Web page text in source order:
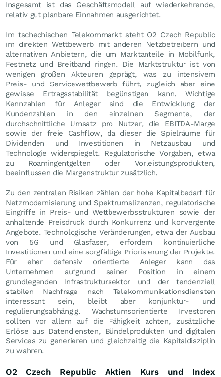
Insgesamt ist das Geschäftsmodell auf wiederkehrende,
relativ gut planbare Einnahmen ausgerichtet.
Im tschechischen Telekommarkt steht O2 Czech Republic
im direkten Wettbewerb mit anderen Netzbetreibern und
alternativen Anbietern, die um Marktanteile in Mobilfunk,
Festnetz und Breitband ringen. Die Marktstruktur ist von
wenigen großen Akteuren geprägt, was zu intensivem
Preis- und Servicewettbewerb führt, zugleich aber eine
gewisse Ertragsstabilität begünstigen kann. Wichtige
Kennzahlen für Anleger sind die Entwicklung der
Kundenzahlen in den einzelnen Segmente, der
durchschnittliche Umsatz pro Nutzer, die EBITDA-Marge
sowie der freie Cashflow, da dieser die Spielräume für
Dividenden und Investitionen in Netzausbau und
Technologie widerspiegelt. Regulatorische Vorgaben, etwa
zu Roamingentgelten oder Vorleistungsprodukten,
beeinflussen die Margenstruktur zusätzlich.
Zu den zentralen Risiken zählen der hohe Kapitalbedarf für
Netzmodernisierung und Spektrumslizenzen, regulatorische
Eingriffe in Preis- und Wettbewerbsstrukturen sowie der
anhaltende Preisdruck durch Konkurrenz und konvergente
Angebote. Technologische Veränderungen, etwa der Ausbau
von 5G und Glasfaser, erfordern kontinuierliche
Investitionen und eine sorgfältige Priorisierung der Projekte.
Für eher defensiv orientierte Anleger kann das
Unternehmen aufgrund seiner Position in einem
grundlegenden Infrastruktursektor und der tendenziell
stabilen Nachfrage nach Telekommunikationsdiensten
interessant sein, bleibt aber konjunktur- und
regulierungsabhängig. Wachstumsorientierte Investoren
sollten vor allem auf die Fähigkeit achten, zusätzliche
Erlöse aus Datendiensten, Bündelprodukten und digitalen
Services zu generieren und gleichzeitig die Kapitaldisziplin
zu wahren.
O2 Czech Republic Aktien Kurs und Index